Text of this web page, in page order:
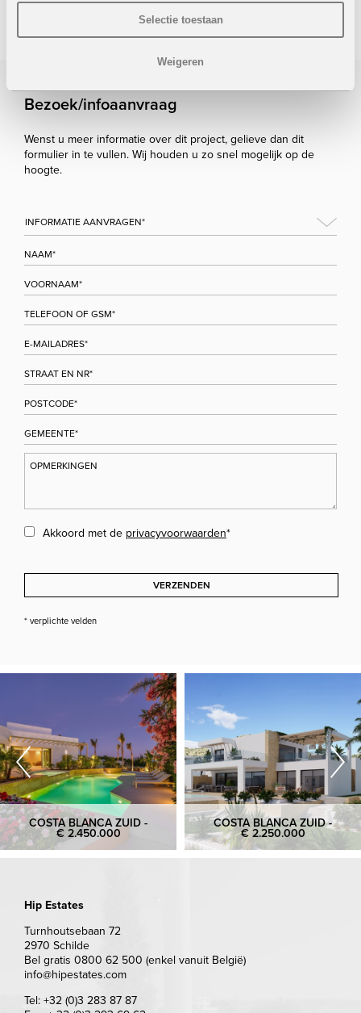
Selectie toestaan
Weigeren
Bezoek/infoaanvraag
Wenst u meer informatie over dit project, gelieve dan dit
formulier in te vullen. Wij houden u zo snel mogelijk op de
hoogte.
Akkoord met de privacyvoorwaarden*
VERZENDEN
* verplichte velden
COSTA BLANCA ZUID -
€ 2.450.000
COSTA BLANCA ZUID -
€ 2.250.000
Hip Estates
Turnhoutsebaan 72
2970 Schilde
Bel gratis 0800 62 500 (enkel vanuit België)
info@hipestates.com
Tel: +32 (0)3 283 87 87